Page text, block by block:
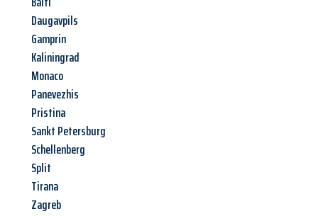
Daugavpils
Gamprin
Kaliningrad
Monaco
Panevezhis
Pristina
Sankt Petersburg
Schellenberg
Split
Tirana
Zagreb